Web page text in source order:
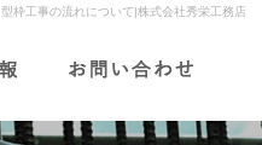
型枠工事の流れについて|株式会社秀栄工務店